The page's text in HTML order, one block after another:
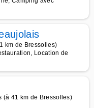
km de Bressolles)
Location de
(à 41 km de Bressolles)